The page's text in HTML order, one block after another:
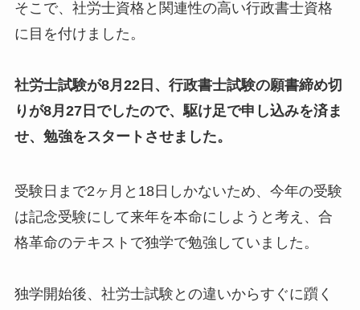
そこで、社労士資格と関連性の高い行政書士資格
に目を付けました。
社労士試験が8月22日、行政書士試験の願書締め切
りが8月27日でしたので、駆け足で申し込みを済ま
せ、勉強をスタートさせました。
受験日まで2ヶ月と18日しかないため、今年の受験
は記念受験にして来年を本命にしようと考え、合
格革命のテキストで独学で勉強していました。
独学開始後、社労士試験との違いからすぐに躓く